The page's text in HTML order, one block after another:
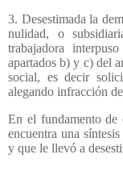
3. Desestimada la
nulidad, o
trabajadora
apartados b) y c) del
social, es decir
alegando infracción
En el fundamento de
encuentra una
y que le llevó a